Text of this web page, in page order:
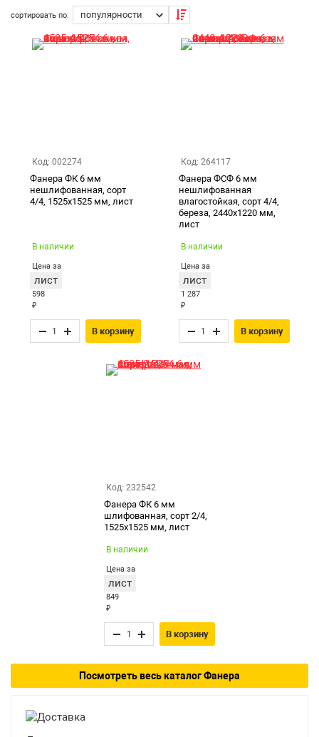
сортировать по:
Код: 002274
Фанера ФК 6 мм
нешлифованная, сорт
4/4, 1525х1525 мм, лист
В наличии
Цена за
лист
598
₽
В корзину
Код: 264117
Фанера ФСФ 6 мм
нешлифованная
влагостойкая, сорт 4/4,
береза, 2440х1220 мм,
лист
В наличии
Цена за
лист
1 287
₽
В корзину
Код: 232542
Фанера ФК 6 мм
шлифованная, сорт 2/4,
1525х1525 мм, лист
В наличии
Цена за
лист
849
₽
В корзину
Посмотреть весь каталог Фанера
Екатеринбург